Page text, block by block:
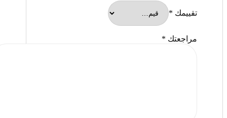
تقييمك *
مراجعتك *